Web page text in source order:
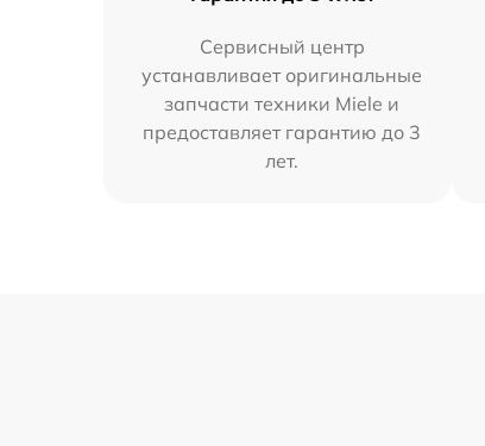
Сервисный центр
устанавливает оригинальные
запчасти техники Miele и
предоставляет гарантию до 3
лет.